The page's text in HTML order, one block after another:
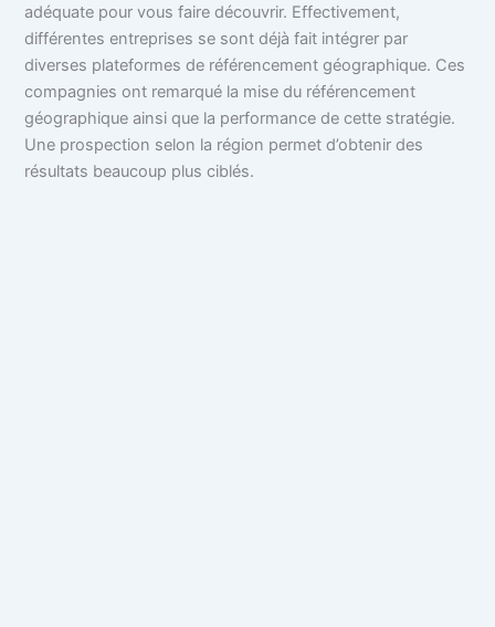
adéquate pour vous faire découvrir. Effectivement,
différentes entreprises se sont déjà fait intégrer par
diverses plateformes de référencement géographique. Ces
compagnies ont remarqué la mise du référencement
géographique ainsi que la performance de cette stratégie.
Une prospection selon la région permet d’obtenir des
résultats beaucoup plus ciblés.